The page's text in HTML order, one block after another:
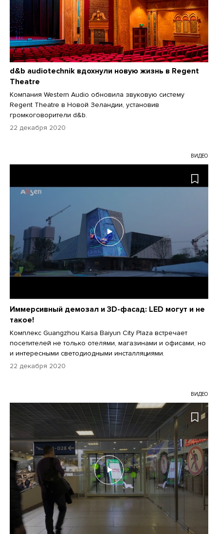
d&b audiotechnik вдохнули новую жизнь в Regent
Theatre
Компания Western Audio обновила звуковую систему
Regent Theatre в Новой Зеландии, установив
громкоговорители d&b.
22 декабря 2020
ВИДЕО
Иммерсивный демозал и 3D-фасад: LED могут и не
такое!
Комплекс Guangzhou Kaisa Baiyun City Plaza встречает
посетителей не только отелями, магазинами и офисами, но
и интересными светодиодными инсталляциями.
22 декабря 2020
ВИДЕО